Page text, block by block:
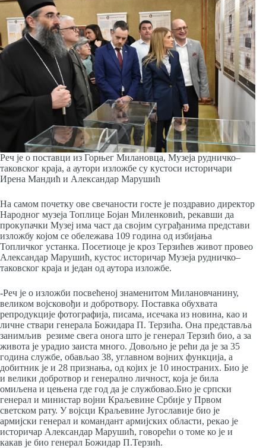
Реч је о поставци из Горњег Милановца, Музеја рудничко–
таковског краја, а аутори изложбе су кустоси историчари
Ирена Мандић и Александар Марушић
На самом почетку ове свечаности госте је поздравио директор
Народног музеја Топлице Бојан Миленковић, рекавши да
прокупачки Музеј има част да својим суграђанима представи
изложбу којом се обележава 109 година од избијања
Топличког устанка. Посетиоце је кроз Терзићев живот провео
Александар Марушић, кустос историчар Музеја рудничко–
таковског краја и један од аутора изложбе.
-Реч је о изложби посвећеној знаменитом Милановчанину,
великом војсковођи и добротвору. Поставка обухвата
репродукције фотографија, писама, исечака из новина, као и
личне ствари генерала Божидара П. Терзића. Она представља
занимљив резиме свега онога што је генерал Терзић био, а за
живота је урадио заиста много. Довољно је рећи да је за 35
година службе, обављао 38, углавном војних функција, а
добитник је и 28 признања, од којих је 10 иностраних. Био је
и велики добротвор и генерално личност, која је била
омиљена и цењена где год да је службовао.Био је српски
генерал и министар војни Краљевине Србије у Првом
светском рату. У војсци Краљевине Југославије био је
армијски генерал и командант армијских области, рекао је
историчар Александар Марушић, говорећи о томе ко је и
какав је био генерал Божидар П.Терзић.